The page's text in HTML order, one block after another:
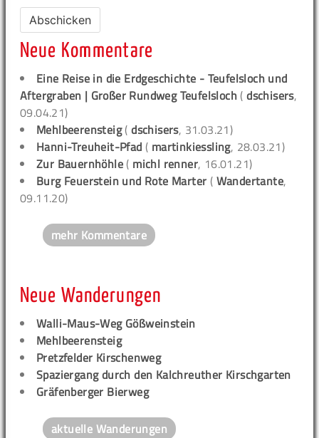
Neue Kommentare
Eine Reise in die Erdgeschichte - Teufelsloch und
Aftergraben | Großer Rundweg Teufelsloch (dschisers,
09.04.21)
Mehlbeerensteig(dschisers, 31.03.21)
Hanni-Treuheit-Pfad ( martinkiessling, 28.03.21)
Zur Bauernhöhle ( michl renner, 16.01.21)
Burg Feuerstein und Rote Marter ( Wandertante,
09.11.20)
mehr Kommentare
Neue Wanderungen
Walli-Maus-Weg Gößweinstein
Mehlbeerensteig
Pretzfelder Kirschenweg
Spaziergang durch den Kalchreuther Kirschgarten
Gräfenberger Bierweg
aktuelle Wanderungen